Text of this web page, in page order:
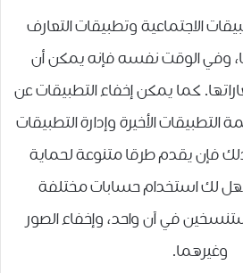
الاجتماعية وتطبيقات التعارف
وفي الوقت نفسه فإنه يمكن أن
كما يمكن إخفاء التطبيقات عن
الأخيرة وإدارة التطبيقات
فإن يقدم طرقا متنوعة لحماية
لك استخدام حسابات مختلفة
في آن واحد، وإخفاء الصور
وغيرهما.